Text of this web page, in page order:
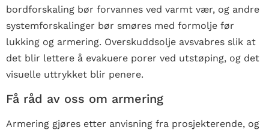
bordforskaling bør forvannes ved varmt vær, og andre
systemforskalinger bør smøres med formolje før
lukking og armering. Overskuddsolje avsvabres slik at
det blir lettere å evakuere porer ved utstøping, og det
visuelle uttrykket blir penere.
Få råd av oss om armering
Armering gjøres etter anvisning fra prosjekterende, og